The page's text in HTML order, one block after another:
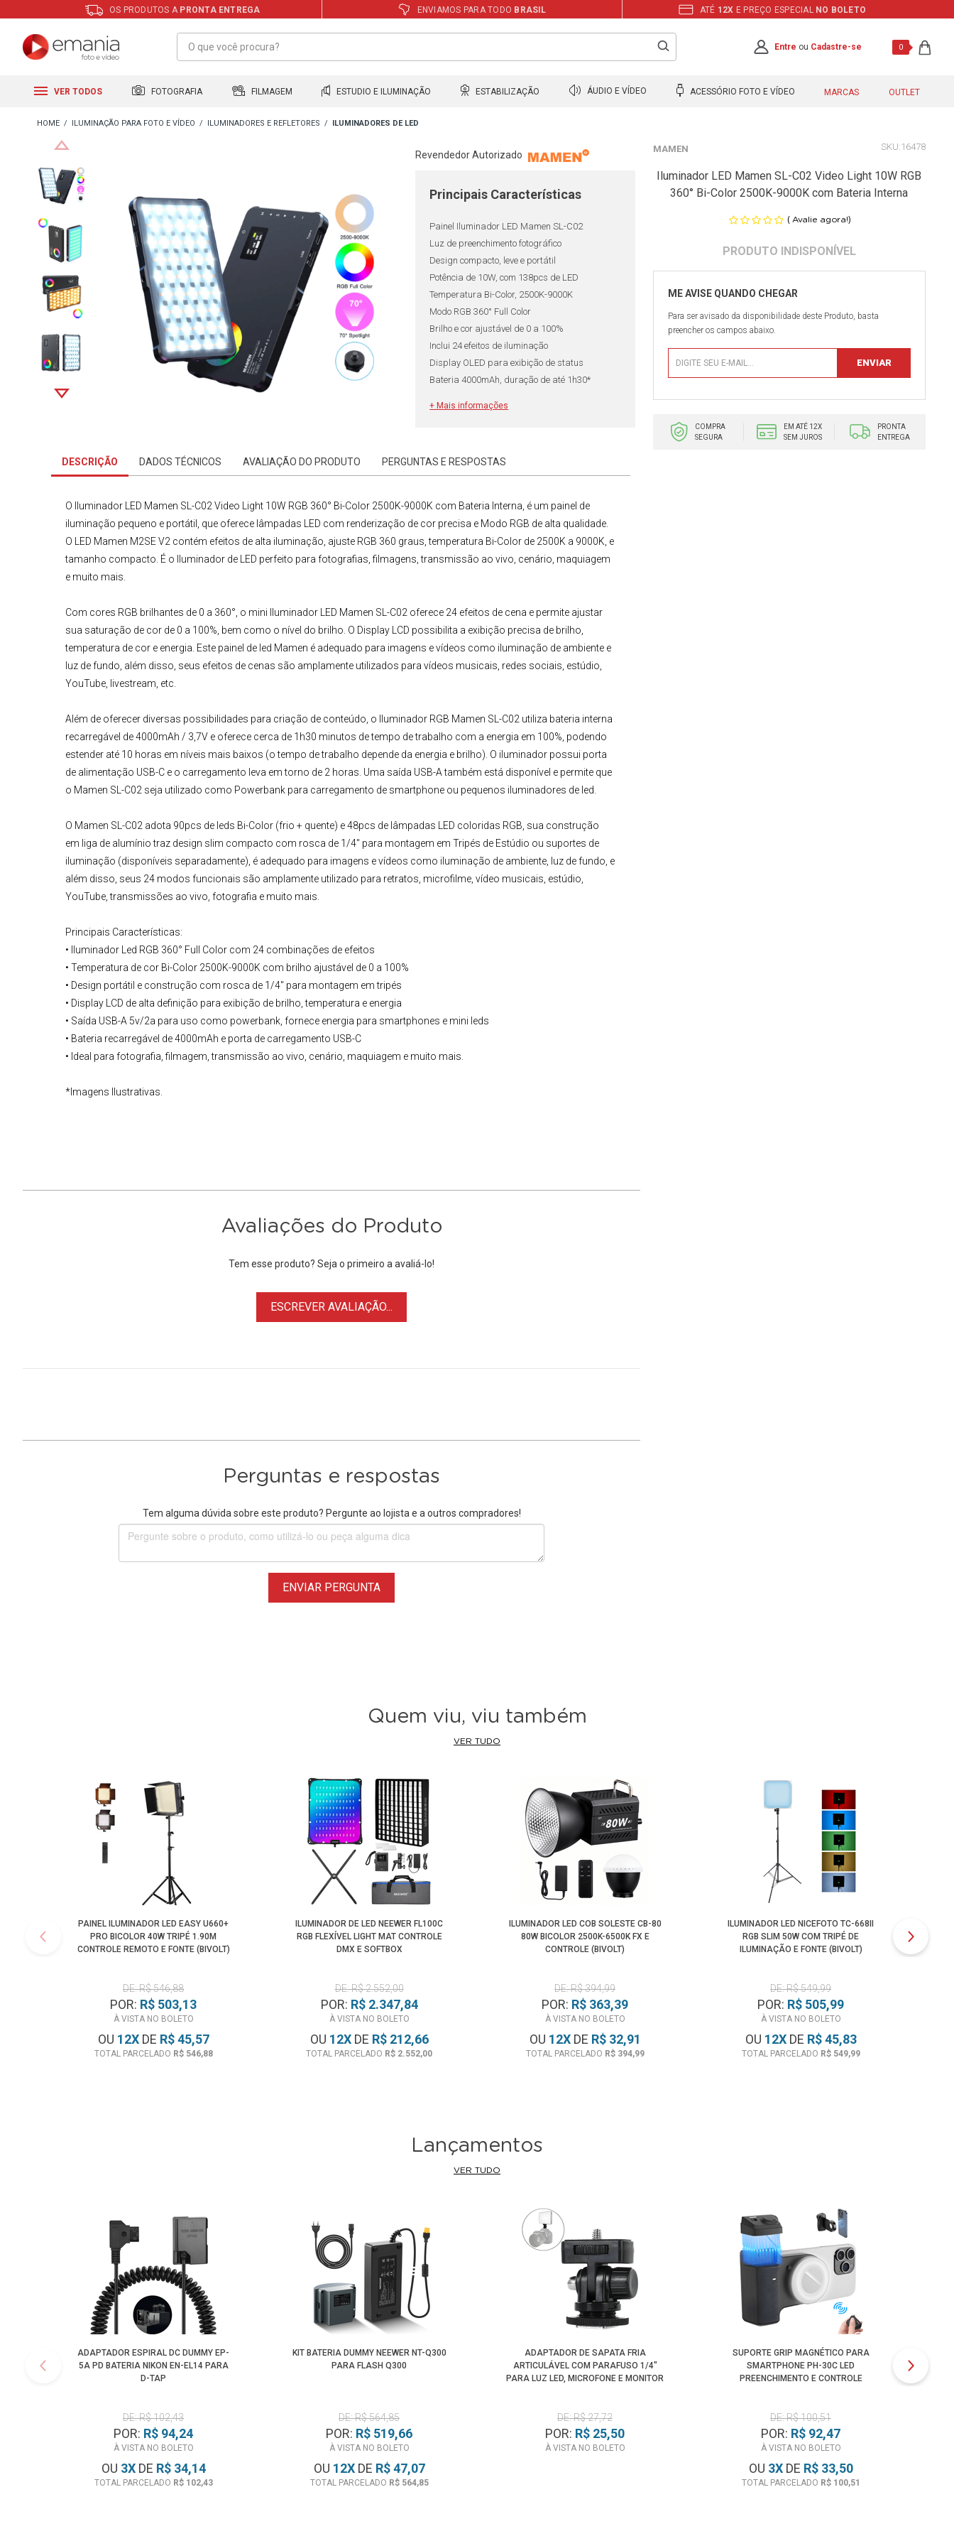
OS PRODUTOS A PRONTA ENTREGA ENVIAMOS PARA TODO BRASIL ATÉ 12X E PREÇO ESPECIAL NO BOLETO
Entre ou Cadastre-se 0
VER TODOS FOTOGRAFIA FILMAGEM ESTUDIO E ILUMINAÇÃO ESTABILIZAÇÃO ÁUDIO E VÍDEO ACESSÓRIO FOTO E VÍDEO MARCAS OUTLET
ILUMINAÇÃO PARA FOTO E VÍDEO ILUMINADORES E REFLETORES ILUMINADORES DE LED
Revendedor Autorizado
Principais Características
Painel Iluminador LED Mamen SL-C02
Luz de preenchimento fotográfico
Design compacto, leve e portátil
Potência de 10W, com 138pcs de LED
Temperatura Bi-Color, 2500K-9000K
Modo RGB 360° Full Color
Brilho e cor ajustável de 0 a 100%
Inclui 24 efeitos de iluminação
Display OLED para exibição de status
Bateria 4000mAh, duração de até 1h30*
Ideal para vídeos, fotografias, cenário, etc
+ Mais informações
MAMEN 16478
Iluminador LED Mamen SL-C02 Video Light 10W RGB
360° Bi-Color 2500K-9000K com Bateria Interna
( Avalie agora!)
Para ser avisado da disponibilidade deste Produto, basta
preencher os campos abaixo.
COMPRA
SEGURA
EM ATÉ 12X
SEM JUROS
PRONTA
ENTREGA
DESCRIÇÃO DADOS TÉCNICOS AVALIAÇÃO DO PRODUTO PERGUNTAS E RESPOSTAS
O Iluminador LED Mamen SL-C02 Video Light 10W RGB 360° Bi-Color 2500K-9000K com Bateria Interna , é um painel de
iluminação pequeno e portátil, que oferece lâmpadas LED com renderização de cor precisa e Modo RGB de alta qualidade.
O
LED Mamen M2SE V2 contém efeitos de alta iluminação, ajuste RGB 360 graus, temperatura Bi-Color de 2500K a 9000K, e
tamanho compacto. É o
Iluminador de LED perfeito para fotografias, filmagens, transmissão ao vivo, cenário, maquiagem
e muito mais.
Com cores RGB brilhantes de 0 a 360°, o mini Iluminador LED Mamen SL-C02 oferece 24 efeitos de cena e permite ajustar
sua saturação de cor de 0 a 100%, bem como o nível do brilho. O Display LCD possibilita a exibição precisa de brilho,
temperatura de cor e energia. Este painel de led Mamen é adequado para imagens e vídeos como iluminação de ambiente e
luz de fundo, além disso, seus efeitos de cenas são amplamente utilizados para vídeos musicais, redes sociais, estúdio,
YouTube, livestream, etc.
Além de oferecer diversas possibilidades para criação de conteúdo, o Iluminador RGB Mamen SL-C02 utiliza bateria interna
recarregável de 4000mAh / 3,7V e oferece cerca de 1h30 minutos de tempo de trabalho com a energia em 100%, podendo
estender até 10 horas em níveis mais baixos (o tempo de trabalho depende da energia e brilho). O iluminador possui porta
de alimentação USB-C e o carregamento leva em torno de 2 horas. Uma saída USB-A também está disponível e permite que
o Mamen SL-C02 seja utilizado como Powerbank para carregamento de smartphone ou pequenos iluminadores de led.
O Mamen S L-C02 adota 90pcs de leds Bi-Color (frio + quente) e 48pcs de lâmpadas LED coloridas RGB, sua construção
em liga de alumínio traz design slim compacto com rosca de 1/4" para montagem em Tripés de Estúdio ou suportes de
iluminação (disponíveis separadamente), é adequado para imagens e vídeos como iluminação de ambiente, luz de fundo, e
além disso, seus 24 modos funcionais são amplamente utilizado para retratos, microfilme, vídeo musicais, estúdio,
YouTube, transmissões ao vivo, fotografia e muito mais.
Principais Características:
• Iluminador Led RGB 360° Full Color com 24 combinações de efeitos
• Temperatura de cor Bi-Color 2500K-9000K com brilho ajustável de 0 a 100%
• Design portátil e construção com rosca de 1/4" para montagem em tripés
• Display LCD de alta definição para exibição de brilho, temperatura e energia
• Saída USB-A 5v/2a para uso como powerbank, fornece energia para smartphones e mini leds
• Bateria recarregável de 4000mAh e porta de carregamento USB-C
• Ideal para fotografia, filmagem, transmissão ao vivo, cenário, maquiagem e muito mais.
*Imagens Ilustrativas.
Avaliações do Produto
Tem esse produto? Seja o primeiro a avaliá-lo!
ESCREVER AVALIAÇÃO...
Perguntas e respostas
Tem alguma dúvida sobre este produto? Pergunte ao lojista e a outros compradores!
ENVIAR PERGUNTA
Quem viu, viu também
VER TUDO
PAINEL ILUMINADOR LED EASY U660+
PRO BICOLOR 40W TRIPÉ 1.90M
CONTROLE REMOTO E FONTE (BIVOLT)
DE: R$ 546,88
POR: R$ 503,13
À VISTA NO BOLETO
OU 12XDE R$ 45,57
TOTAL PARCELADO R$ 546,88
ILUMINADOR DE LED NEEWER FL100C
RGB FLEXÍVEL LIGHT MAT CONTROLE
DMX E SOFTBOX
DE: R$ 2.552,00
POR: R$ 2.347,84
À VISTA NO BOLETO
OU 12XDE R$ 212,66
TOTAL PARCELADO R$ 2.552,00
ILUMINADOR LED COB SOLESTE CB-80
80W BICOLOR 2500K-6500K FX E
CONTROLE (BIVOLT)
DE: R$ 394,99
POR: R$ 363,39
À VISTA NO BOLETO
OU 12XDE R$ 32,91
TOTAL PARCELADO R$ 394,99
ILUMINADOR LED NICEFOTO TC-668II
RGB SLIM 50W COM TRIPÉ DE
ILUMINAÇÃO E FONTE (BIVOLT)
DE: R$ 549,99
POR: R$ 505,99
À VISTA NO BOLETO
OU 12XDE R$ 45,83
TOTAL PARCELADO R$ 549,99
Lançamentos
VER TUDO
ADAPTADOR ESPIRAL DC DUMMY EP-
5A PD BATERIA NIKON EN-EL14 PARA
D-TAP
DE: R$ 102,43
POR: R$ 94,24
À VISTA NO BOLETO
OU 3XDE R$ 34,14
TOTAL PARCELADO R$ 102,43
KIT BATERIA DUMMY NEEWER NT-Q300
PARA FLASH Q300
DE: R$ 564,85
POR: R$ 519,66
À VISTA NO BOLETO
OU 12XDE R$ 47,07
TOTAL PARCELADO R$ 564,85
ADAPTADOR DE SAPATA FRIA
ARTICULÁVEL COM PARAFUSO 1/4"
PARA LUZ LED, MICROFONE E MONITOR
DE: R$ 27,72
POR: R$ 25,50
À VISTA NO BOLETO
SUPORTE GRIP MAGNÉTICO PARA
SMARTPHONE PH-30C LED
PREENCHIMENTO E CONTROLE
DE: R$ 100,51
POR: R$ 92,47
À VISTA NO BOLETO
OU 3XDE R$ 33,50
TOTAL PARCELADO R$ 100,51